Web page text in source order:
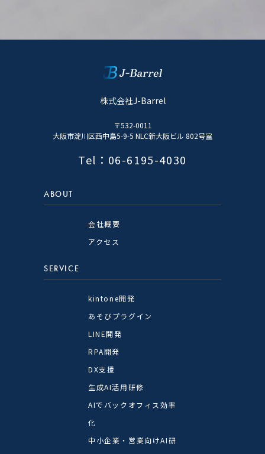
株式会社J-Barrel
〒532-0011
大阪市淀川区西中島5-9-5 NLC新大阪ビル 802号室
Tel：06-6195-4030
ABOUT
会社概要
アクセス
SERVICE
kintone開発
あそびプラグイン
LINE開発
RPA開発
DX支援
生成AI活用研修
AIでバックオフィス効率
化
中小企業・営業向けAI研